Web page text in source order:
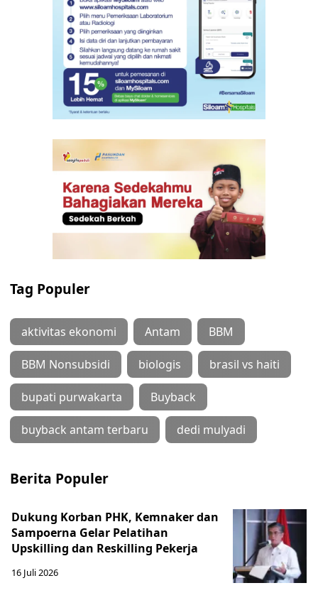
Tag Populer
aktivitas ekonomi Antam BBM
BBM Nonsubsidi biologis brasil vs haiti
bupati purwakarta Buyback
buyback antam terbaru dedi mulyadi
Berita Populer
Dukung Korban PHK, Kemnaker dan
Sampoerna Gelar Pelatihan
Upskilling dan Reskilling Pekerja
16 Juli 2026